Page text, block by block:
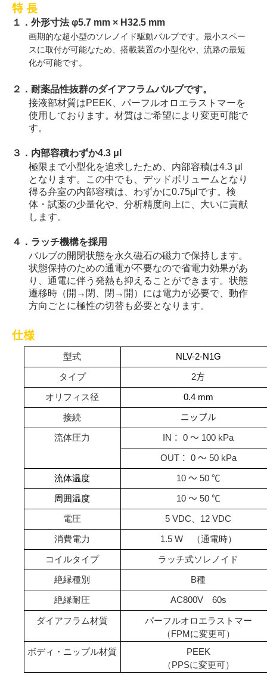
特 長
１．外形寸法 φ5.7 mm × H32.5 mm
画期的な超小型のソレノイド駆動バルブです。最小スペー
スに取付が可能なため、搭載装置の小型化や、流路の最短
化が可能です。
２．耐薬品性抜群のダイアフラムバルブです。
接液部材質はPEEK 、パーフルオロエラストマーを
使用しております。材質はご希望により変更可能で
す。
３．内部容積わずか4.3 μ
極限まで小型化を追求したため、内部容積は4.3 μ
となります。この中でも、デッドボリュームとなり
得る弁室の内部容積は、わずかに0.75μ です。検
体・試薬の少量化や、分析精度向上に、大いに貢献
します。
４．ラッチ機構を採用
バルブの開閉状態を永久磁石の磁力で保持します。
状態保持のための通電が不要なので省電力効果があ
り、通電に伴う発熱も抑えることができます。状態
遷移時（開→閉、閉→開）には電力が必要で、動作
方向ごとに極性の切替も必要となります。
仕様
型式 NLV-2-N1G
タイプ 2方
オリフィス径 0.4 mm
接続 ニップル
流体圧力 IN ： 0～ 100 kPa
OUT： 0 ～ 50 kPa
流体温度 10 ～ 50 ℃
周囲温度 10 ～ 50 ℃
電圧 5 VDC 12 VDC
消費電力 1.5 W（通電時）
コイルタイプ ラッチ式ソレノイド
絶縁種別 B種
絶縁耐圧 AC800V 60s
ダイアフラム材質
パーフルオロエラストマー
（ FPM に変更可）
ボディ・ニップル材質
PEEK
（ PPSに変更可）